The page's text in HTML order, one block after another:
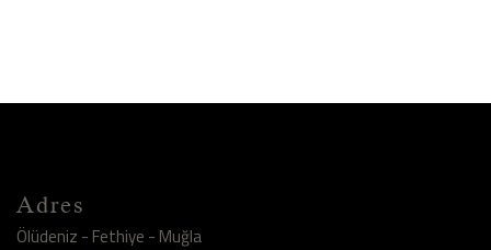
Adres
Ölüdeniz - Fethiye - Muğla